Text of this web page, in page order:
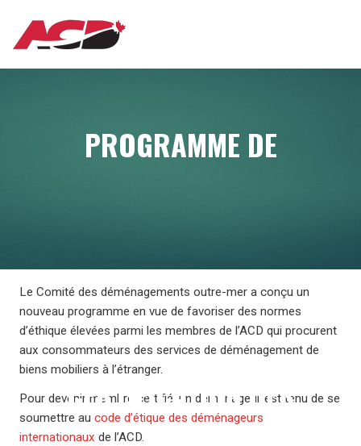
PROGRAMME DE
CERTIFICATION DES
Le Comité des déménagements outre-mer a conçu un
nouveau programme en vue de favoriser des normes
d’éthique élevées parmi les membres de l’ACD qui procurent
aux consommateurs des services de déménagement de
biens mobiliers à l’étranger.
Pour devenir membre certifié, un déménageur est tenu de se
soumettre au code d’étique des déménageurs
internationaux de l’ACD.